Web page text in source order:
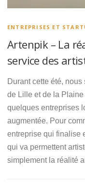
ENTREPRISES ET
Artenpik – La
service des
Durant cette été, nous
de Lille et de la Plaine
quelques entreprises
augmentée. Pour
entreprise qui finalise
qui va permettent
simplement la réalité